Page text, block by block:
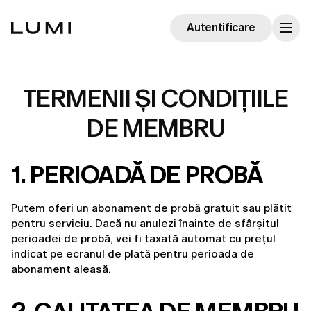
Autentificare
TERMENII ȘI CONDIȚIILE
DE MEMBRU
1. PERIOADĂ DE PROBĂ
Putem oferi un abonament de probă gratuit sau plătit
pentru serviciu. Dacă nu anulezi înainte de sfârșitul
perioadei de probă, vei fi taxată automat cu prețul
indicat pe ecranul de plată pentru perioada de
abonament aleasă.